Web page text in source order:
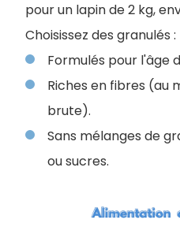
pour un lapin de 2 kg,
Choisissez des granulés :
Formulés pour l'âge
Riches en fibres (au
brute).
Sans mélanges de
ou sucres.